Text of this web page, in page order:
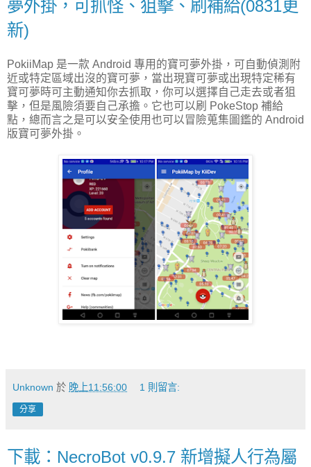
夢外掛，可抓怪、狙擊、刷補給(0831更
新)
PokiiMap 是一款 Android 專用的寶可夢外掛，可自動偵測附
近或特定區域出沒的寶可夢，當出現寶可夢或出現特定稀有
寶可夢時可主動通知你去抓取，你可以選擇自己走去或者狙
擊，但是風險須要自己承擔。它也可以刷 PokeStop 補給
點，總而言之是可以安全使用也可以冒險蒐集圖鑑的 Android
版寶可夢外掛。
Unknown 於 晚上11:56:00 1 則留言:
分享
下載：NecroBot v0.9.7 新增擬人行為屬